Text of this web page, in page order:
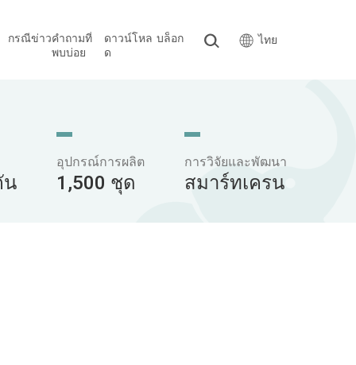
กรณีข่าวคำถามที่
พบบ่อย
ดาวน์โหล
ด
บล็อก ไทย
น
อุปกรณ์การผลิต
1,500 ชุด
การวิจัยและพัฒนา
สมาร์ทเครน